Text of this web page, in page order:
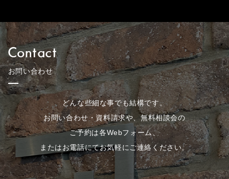
Contact
お問い合わせ
どんな些細な事でも結構です。
お問い合わせ・資料請求や、無料相談会の
ご予約は各Webフォーム、
またはお電話にてお気軽にご連絡ください。